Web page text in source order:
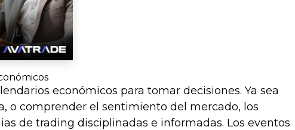
económicos para tomar decisiones. Ya sea
o comprender el sentimiento del mercado, los
de trading disciplinadas e informadas. Los eventos